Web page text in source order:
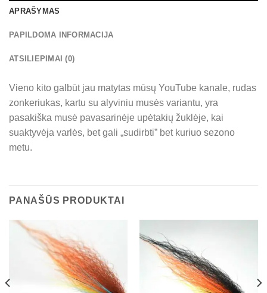
APRAŠYMAS
PAPILDOMA INFORMACIJA
ATSILIEPIMAI (0)
Vieno kito galbūt jau matytas mūsų YouTube kanale, rudas
zonkeriukas, kartu su alyviniu musės variantu, yra
pasakiška musė pavasarinėje upėtakių žuklėje, kai
suaktyvėja varlės, bet gali „sudirbti” bet kuriuo sezono
metu.
PANAŠŪS PRODUKTAI